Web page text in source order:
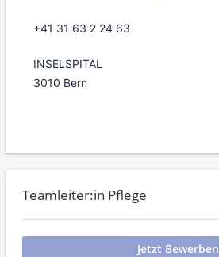
+41 31 63 2 24 63
INSELSPITAL
3010 Bern
Teamleiter:in Pflege
Jetzt Bewerben